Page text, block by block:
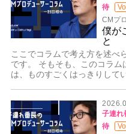
待
CMプ
僕が
と
ここでコラムで考え方を述べ
です。 そもそも、このコラ
は、ものすごくはっきりして
子連れ
待